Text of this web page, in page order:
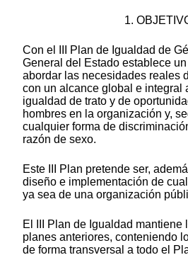
1.
Con el III Plan de Igualdad de
General del Estado establece
abordar las necesidades reales
con un alcance global e integral
igualdad de trato y de
hombres en la organización y,
cualquier forma de
razón de sexo.
Este III Plan pretende ser,
diseño e implementación de
ya sea de una organización
El III Plan de Igualdad mantiene
planes anteriores, conteniendo
de forma transversal a todo el